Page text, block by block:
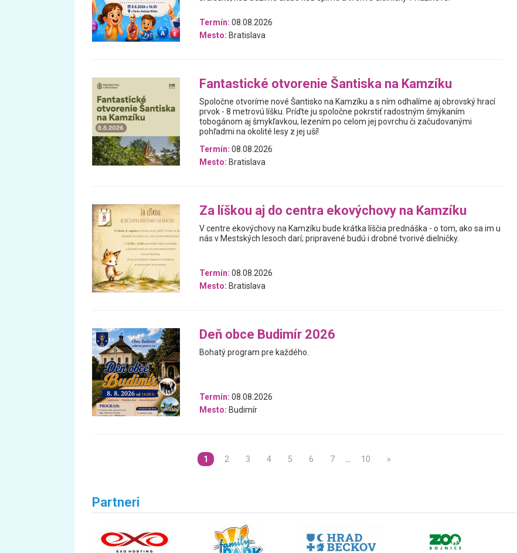
Termín: 08.08.2026
Mesto: Bratislava
Fantastické otvorenie Šantiska na Kamzíku
Spoločne otvoríme nové Šantisko na Kamzíku a s ním odhalíme aj obrovský hrací
prvok - 8 metrovú líšku. Príďte ju spoločne pokrstiť radostným šmýkaním
tobogánom aj šmykľavkou, lezením po celom jej povrchu či začudovanými
pohľadmi na okolité lesy z jej uší!
Termín: 08.08.2026
Mesto: Bratislava
Za líškou aj do centra ekovýchovy na Kamzíku
V centre ekovýchovy na Kamzíku bude krátka líščia prednáška - o tom, ako sa im u
nás v Mestských lesoch darí; pripravené budú i drobné tvorivé dielničky.
Termín: 08.08.2026
Mesto: Bratislava
Deň obce Budimír 2026
Bohatý program pre každého.
Termín: 08.08.2026
Mesto: Budimír
1 2 3 4 5 6 7 10 »
Partneri